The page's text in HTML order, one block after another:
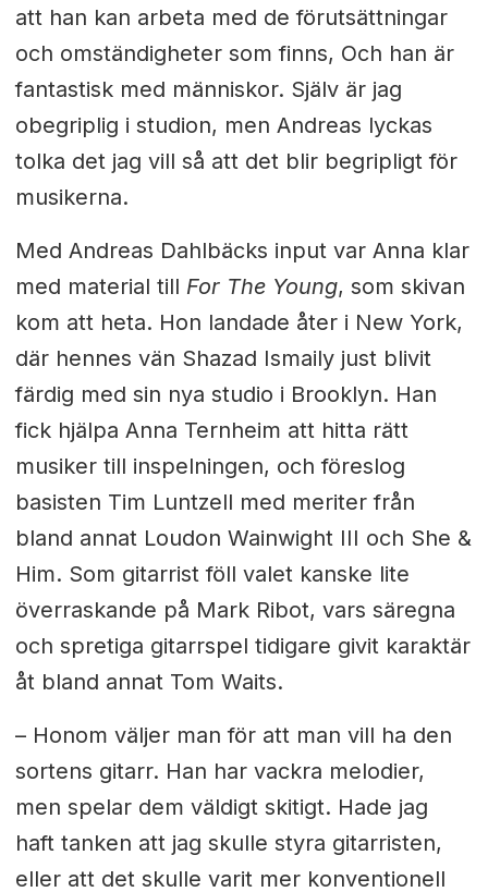
att han kan arbeta med de förutsättningar
och omständigheter som finns, Och han är
fantastisk med människor. Själv är jag
obegriplig i studion, men Andreas lyckas
tolka det jag vill så att det blir begripligt för
musikerna.
Med Andreas Dahlbäcks input var Anna klar
med material till For The Young, som skivan
kom att heta. Hon landade åter i New York,
där hennes vän Shazad Ismaily just blivit
färdig med sin nya studio i Brooklyn. Han
fick hjälpa Anna Ternheim att hitta rätt
musiker till inspelningen, och föreslog
basisten Tim Luntzell med meriter från
bland annat Loudon Wainwight III och She &
Him. Som gitarrist föll valet kanske lite
överraskande på Mark Ribot, vars säregna
och spretiga gitarrspel tidigare givit karaktär
åt bland annat Tom Waits.
– Honom väljer man för att man vill ha den
sortens gitarr. Han har vackra melodier,
men spelar dem väldigt skitigt. Hade jag
haft tanken att jag skulle styra gitarristen,
eller att det skulle varit mer konventionell